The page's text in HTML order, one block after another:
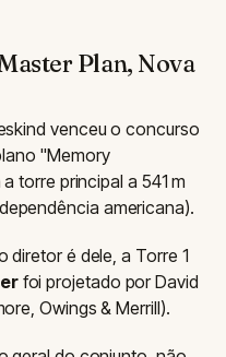
Plan, Nova
venceu o concurso
"Memory
torre principal a 541 m
americana).
diretor é dele, a Torre 1
foi projetado por David
Owings & Merrill).